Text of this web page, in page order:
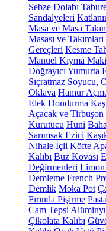
Sebze Dolabı
Sandalyeleri
Masa ve Masa
Masası ve Takımları
Gereçleri Kesme
Manuel Kıyma
Doğrayıcı Yumurta
Sıçratmaz Soyucu,
Oklava Hamur
Elek Dondurma
Açacak ve Tirbuşon
Kurutucu Huni
Sarımsak Ezici
Nihale İçli Köfte
Kalıbı Buz Kovası
Değirmenleri Limon
Demleme French
Demlik Moka Pot
Fırında Pişirme
Cam Tepsi
Çikolata Kalıbı